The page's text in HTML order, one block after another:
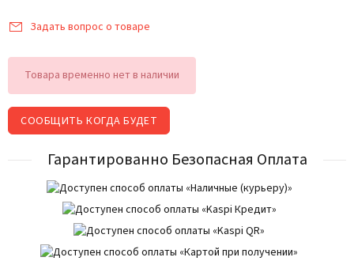
Задать вопрос о товаре
Товара временно нет в наличии
СООБЩИТЬ КОГДА БУДЕТ
Гарантированно Безопасная Оплата